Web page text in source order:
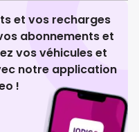
et vos recharges
abonnements et
vos véhicules et
notre application
!